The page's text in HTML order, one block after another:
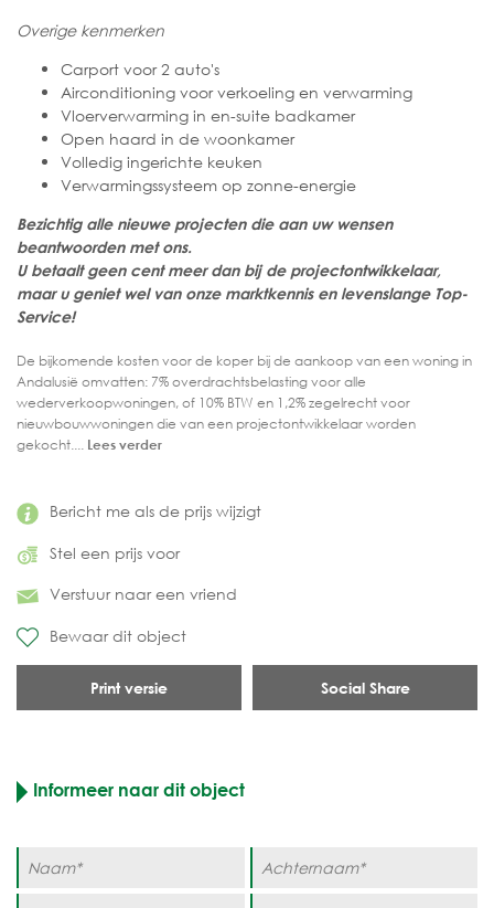
Bericht me als de prijs wijzigt
Stel een prijs voor
Verstuur naar een vriend
Bewaar dit object
Print versie Social Share
Overige kenmerken
Carport voor 2 auto's
Airconditioning voor verkoeling en verwarming
Vloerverwarming in en-suite badkamer
Open haard in de woonkamer
Volledig ingerichte keuken
Verwarmingssysteem op zonne-energie
Bezichtig alle nieuwe projecten die aan uw wensen
beantwoorden met ons.
U betaalt geen cent meer dan bij de projectontwikkelaar,
maar u geniet wel van onze marktkennis en levenslange Top-
Service!
De bijkomende kosten voor de koper bij de aankoop van een woning in
Andalusië omvatten: 7% overdrachtsbelasting voor alle
wederverkoopwoningen, of 10% BTW en 1,2% zegelrecht voor
nieuwbouwwoningen die van een projectontwikkelaar worden
gekocht.... Lees verder
Informeer naar dit object